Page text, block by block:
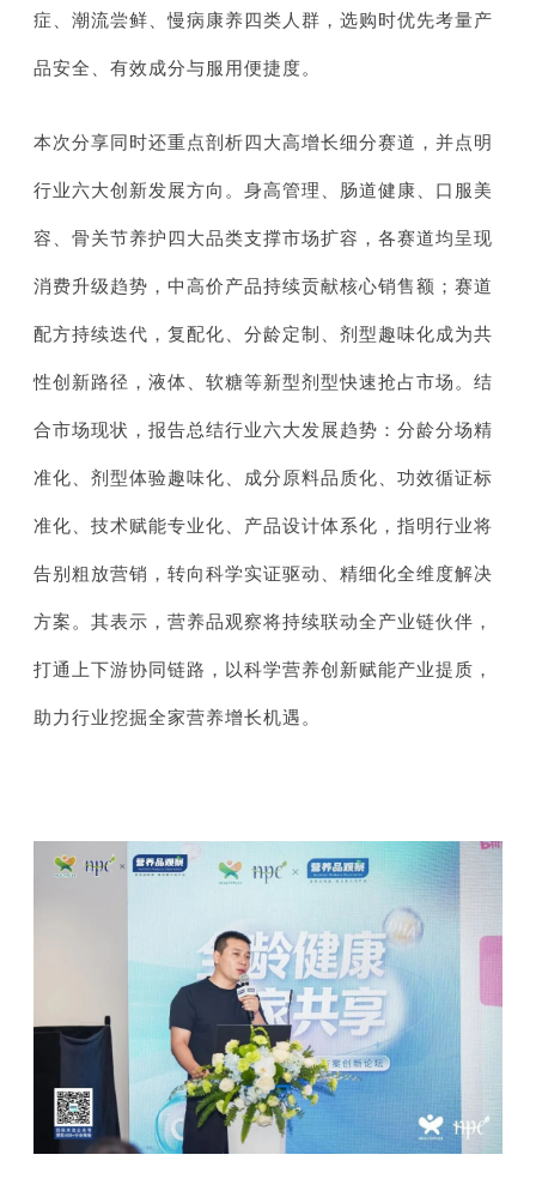
症、潮流尝鲜、慢病康养四类人群，选购时优先考量产
品安全、有效成分与服用便捷度。
本次分享同时还重点剖析四大高增长细分赛道，并点明
行业六大创新发展方向。身高管理、肠道健康、口服美
容、骨关节养护四大品类支撑市场扩容，各赛道均呈现
消费升级趋势，中高价产品持续贡献核心销售额；赛道
配方持续迭代，复配化、分龄定制、剂型趣味化成为共
性创新路径，液体、软糖等新型剂型快速抢占市场。结
合市场现状，报告总结行业六大发展趋势：分龄分场精
准化、剂型体验趣味化、成分原料品质化、功效循证标
准化、技术赋能专业化、产品设计体系化，指明行业将
告别粗放营销，转向科学实证驱动、精细化全维度解决
方案。其表示，营养品观察将持续联动全产业链伙伴，
打通上下游协同链路，以科学营养创新赋能产业提质，
助力行业挖掘全家营养增长机遇。